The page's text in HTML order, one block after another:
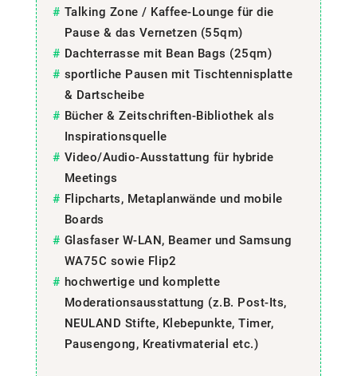
Talking Zone / Kaffee-Lounge für die
Pause & das Vernetzen (55qm)
Dachterrasse mit Bean Bags (25qm)
sportliche Pausen mit Tischtennisplatte
& Dartscheibe
Bücher & Zeitschriften-Bibliothek als
Inspirationsquelle
Video/Audio-Ausstattung für hybride
Meetings
Flipcharts, Metaplanwände und mobile
Boards
Glasfaser W-LAN, Beamer und Samsung
WA75C sowie Flip2
hochwertige und komplette
Moderationsausstattung (z.B. Post-Its,
NEULAND Stifte, Klebepunkte, Timer,
Pausengong, Kreativmaterial etc.)